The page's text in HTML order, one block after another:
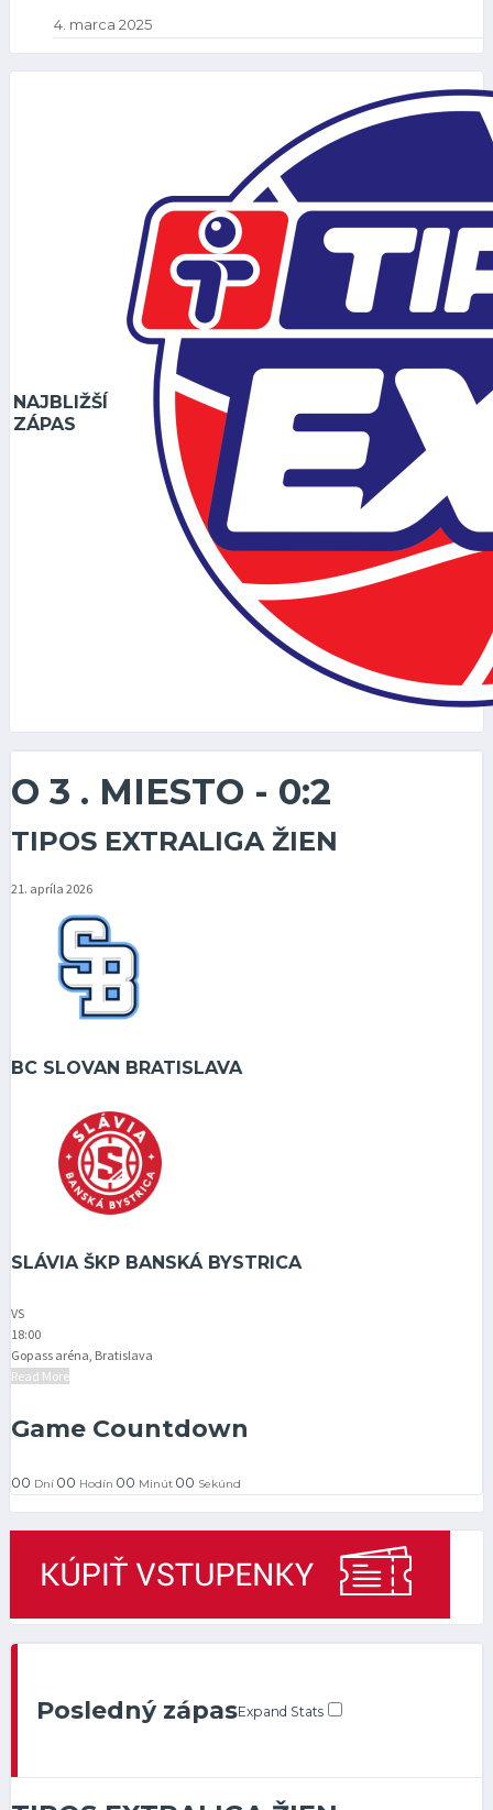
4. marca 2025
NAJBLIŽŠÍ
ZÁPAS
O 3 . MIESTO - 0:2
TIPOS EXTRALIGA ŽIEN
21. apríla 2026
BC SLOVAN BRATISLAVA
SLÁVIA ŠKP BANSKÁ BYSTRICA
VS
18:00
Gopass aréna, Bratislava
Read More
Game Countdown
00 Dní 00 Hodín 00 Minút 00 Sekúnd
Posledný zápasExpand Stats